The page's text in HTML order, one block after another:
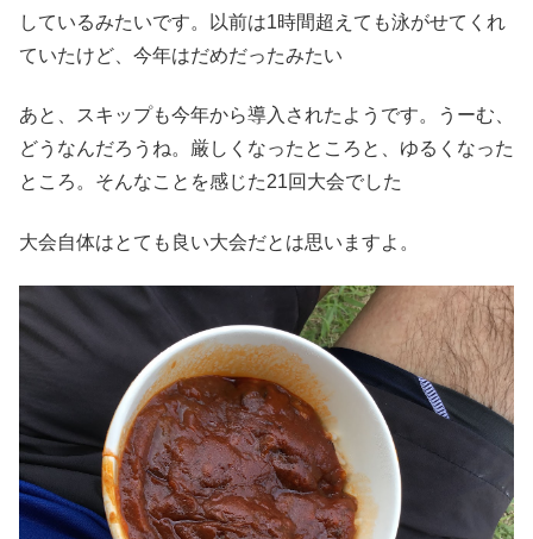
しているみたいです。以前は1時間超えても泳がせてくれ
ていたけど、今年はだめだったみたい
あと、スキップも今年から導入されたようです。うーむ、
どうなんだろうね。厳しくなったところと、ゆるくなった
ところ。そんなことを感じた21回大会でした
大会自体はとても良い大会だとは思いますよ。